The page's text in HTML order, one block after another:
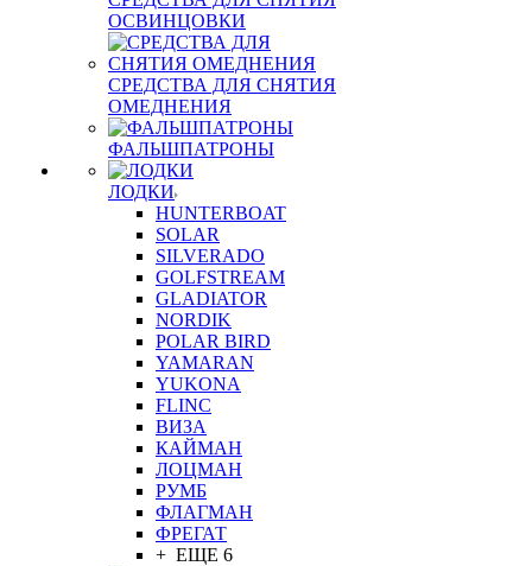
ОСВИНЦОВКИ
СРЕДСТВА ДЛЯ СНЯТИЯ
ОМЕДНЕНИЯ
ФАЛЬШПАТРОНЫ
ЛОДКИ
HUNTERBOAT
SOLAR
SILVERADO
GOLFSTREAM
GLADIATOR
NORDIK
POLAR BIRD
YAMARAN
YUKONA
FLINC
ВИЗА
КАЙМАН
ЛОЦМАН
РУМБ
ФЛАГМАН
ФРЕГАТ
+ ЕЩЕ 6